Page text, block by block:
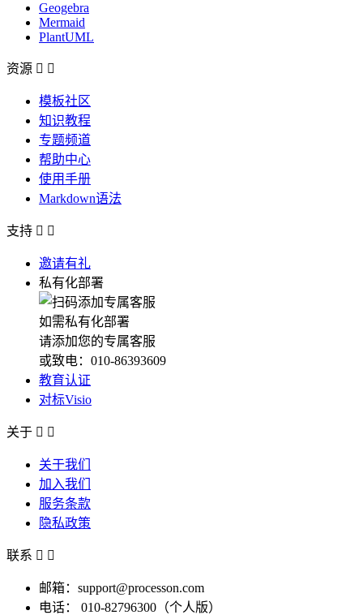
Geogebra
Mermaid
PlantUML
资源  
模板社区
知识教程
专题频道
帮助中心
使用手册
Markdown语法
支持  
邀请有礼
私有化部署
如需私有化部署
请添加您的专属客服
或致电：010-86393609
教育认证
对标Visio
关于  
关于我们
加入我们
服务条款
隐私政策
联系  
邮箱：support@processon.com
电话：
010-82796300（个人版）